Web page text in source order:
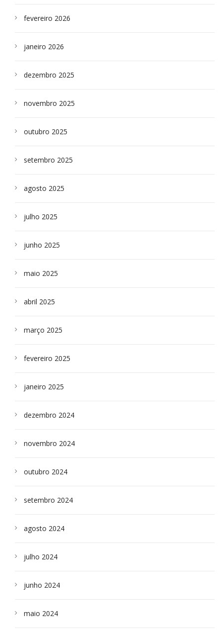
fevereiro 2026
janeiro 2026
dezembro 2025
novembro 2025
outubro 2025
setembro 2025
agosto 2025
julho 2025
junho 2025
maio 2025
abril 2025
março 2025
fevereiro 2025
janeiro 2025
dezembro 2024
novembro 2024
outubro 2024
setembro 2024
agosto 2024
julho 2024
junho 2024
maio 2024